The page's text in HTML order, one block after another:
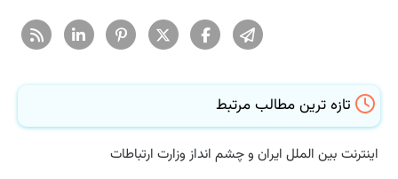
تازه ترین مطالب مرتبط
اینترنت بین الملل ایران و چشم انداز وزارت ارتباطات